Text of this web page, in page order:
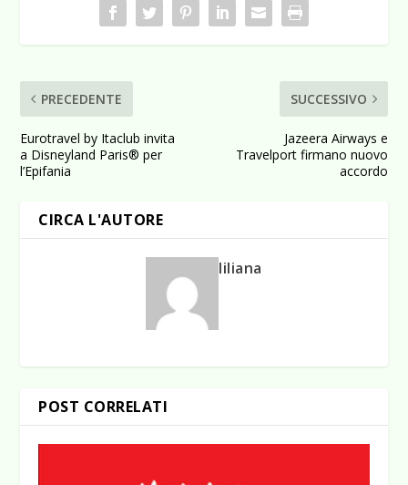
PRECEDENTE
Eurotravel by Itaclub invita
a Disneyland Paris® per
l’Epifania
SUCCESSIVO
Jazeera Airways e
Travelport firmano nuovo
accordo
CIRCA L'AUTORE
liliana
POST CORRELATI